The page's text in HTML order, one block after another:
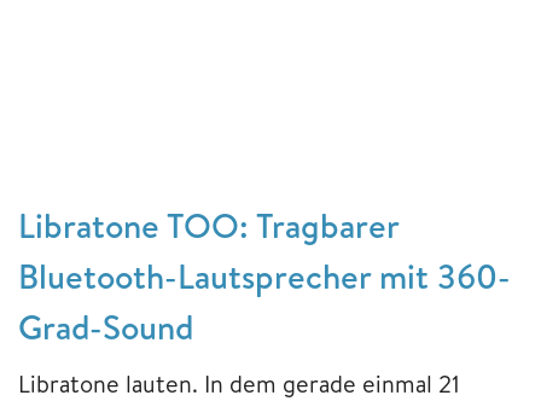
Libratone TOO: Tragbarer
Bluetooth-Lautsprecher mit 360-
Grad-Sound
Libratone lauten. In dem gerade einmal 21